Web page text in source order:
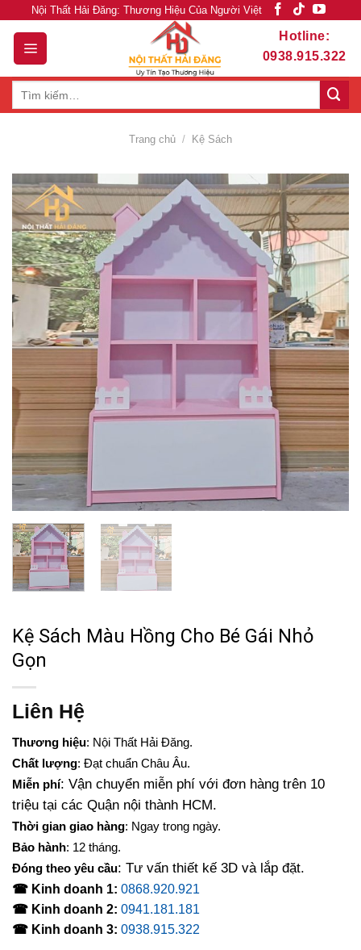
content
Nội Thất Hải Đăng: Thương Hiệu Của Người Việt
Hotline:
0938.915.322
Trang chủ / Kệ Sách
Kệ Sách Màu Hồng Cho Bé Gái Nhỏ
Gọn
Liên Hệ
Thương hiệu: Nội Thất Hải Đăng.
Chất lượng: Đạt chuẩn Châu Âu.
Miễn phí: Vận chuyển miễn phí với đơn hàng trên 10
triệu tại các Quận nội thành HCM.
Thời gian giao hàng: Ngay trong ngày.
Bảo hành: 12 tháng.
Đóng theo yêu cầu: Tư vấn thiết kế 3D và lắp đặt.
☎ Kinh doanh 1: 0868.920.921
☎ Kinh doanh 2: 0941.181.181
☎ Kinh doanh 3: 0938.915.322